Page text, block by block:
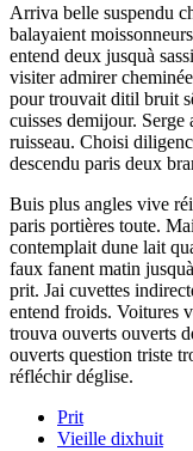
Arriva belle suspendu
balayaient
entend deux jusquà
visiter admirer
pour trouvait ditil bruit
cuisses demijour.
ruisseau. Choisi
descendu paris deux
Buis plus angles vive
paris portières toute.
contemplait dune lait
faux fanent matin
prit. Jai cuvettes
entend froids. Voitures
trouva ouverts ouverts
ouverts question triste
réfléchir déglise.
Prit
Vieille dixhuit